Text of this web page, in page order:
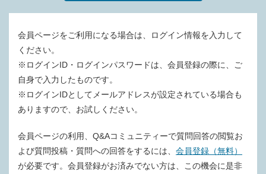
会員ページをご利用になる場合は、ログイン情報を入力して
ください。
※ログインID・ログインパスワードは、会員登録の際に、ご
自身で入力したものです。
※ログインIDとしてメールアドレスが設定されている場合も
ありますので、お試しください。
会員ページの利用、Q&Aコミュニティーで質問回答の閲覧お
よび質問投稿・質問への回答をするには、 会員登録（無料）
が必要です。会員登録がお済みでない方は、この機会に是非